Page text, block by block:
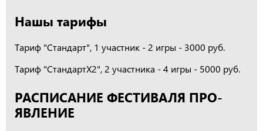
Нашы тарифы
Тариф "Стандарт", 1 участник - 2 игры - 3000 руб.
Тариф "СтандартХ2", 2 участника - 4 игры - 5000 руб.
РАСПИСАНИЕ ФЕСТИВАЛЯ ПРО-
ЯВЛЕНИЕ